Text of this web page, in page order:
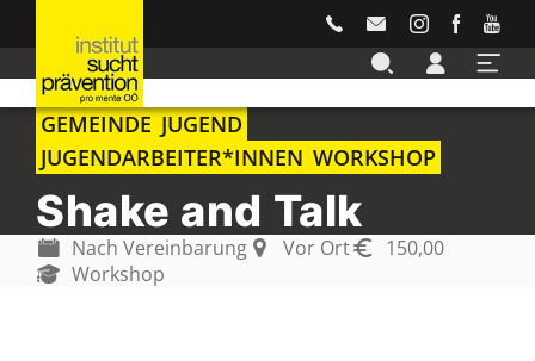
Zur HauptnavigationAccesskey
[1]
Zur SucheAccesskey
[3]
Zum InhaltAccesskey
[4]
Zur FooternavigationAccesskey
[5]
GEMEINDE JUGEND
JUGENDARBEITER*INNEN WORKSHOP
Shake and Talk
Nach Vereinbarung Vor Ort
150,00
Workshop